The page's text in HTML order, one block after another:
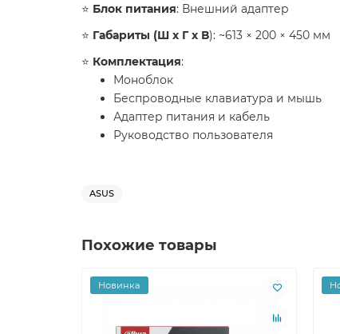
⭐️ Блок питания: Внешний адаптер
⭐️ Габариты (Ш x Г x В): ~613 × 200 × 450 мм
⭐️ Комплектация:
Моноблок
Беспроводные клавиатура и мышь
Адаптер питания и кабель
Руководство пользователя
ASUS
Похожие товары
Новинка